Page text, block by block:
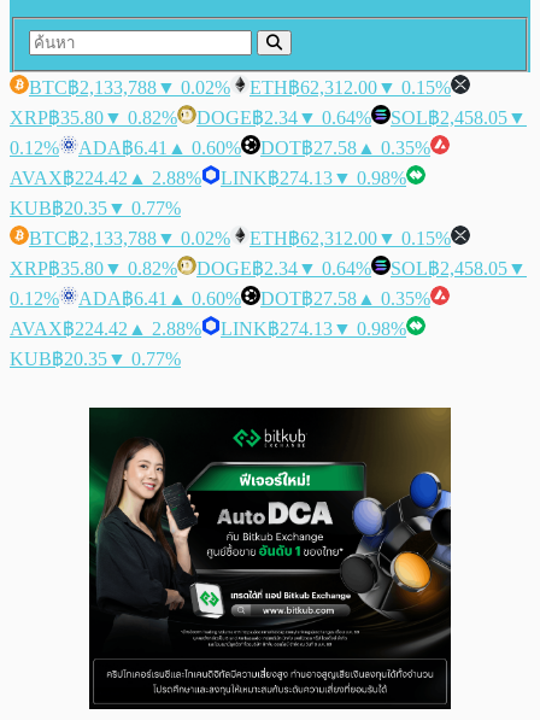
BTC฿2,133,788▼ 0.02% ETH฿62,312.00▼ 0.15%
XRP฿35.80▼ 0.82% DOGE฿2.34▼ 0.64% SOL฿2,458.05▼
0.12%
ADA฿6.41 ▲ 0.60% DOT฿27.58 ▲ 0.35%
AVAX฿224.42 ▲ 2.88% LINK฿274.13▼ 0.98%
KUB฿20.35▼ 0.77%
BTC฿2,133,788▼ 0.02% ETH฿62,312.00▼ 0.15%
XRP฿35.80▼ 0.82% DOGE฿2.34▼ 0.64% SOL฿2,458.05▼
0.12%
ADA฿6.41 ▲ 0.60% DOT฿27.58 ▲ 0.35%
AVAX฿224.42 ▲ 2.88% LINK฿274.13▼ 0.98%
KUB฿20.35▼ 0.77%